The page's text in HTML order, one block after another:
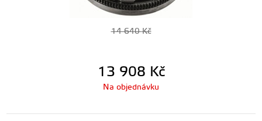
14 640Kč
13 908 Kč
Na objednávku